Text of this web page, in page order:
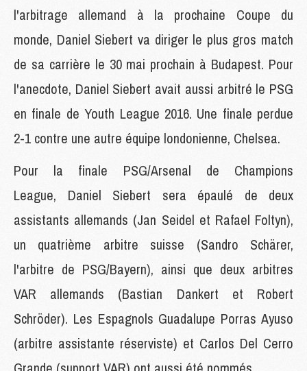
l'arbitrage allemand à la prochaine Coupe du
monde, Daniel Siebert va diriger le plus gros match
de sa carrière le 30 mai prochain à Budapest. Pour
l'anecdote, Daniel Siebert avait aussi arbitré le PSG
en finale de Youth League 2016. Une finale perdue
2-1 contre une autre équipe londonienne, Chelsea.
Pour la finale PSG/Arsenal de Champions
League, Daniel Siebert sera épaulé de deux
assistants allemands (Jan Seidel et Rafael Foltyn),
un quatrième arbitre suisse (Sandro Schärer,
l'arbitre de PSG/Bayern), ainsi que deux arbitres
VAR allemands (Bastian Dankert et Robert
Schröder). Les Espagnols Guadalupe Porras Ayuso
(arbitre assistante réserviste) et Carlos Del Cerro